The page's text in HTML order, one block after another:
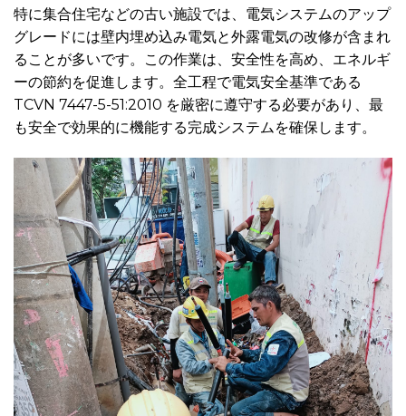
特に集合住宅などの古い施設では、電気システムのアップ
グレードには壁内埋め込み電気と外露電気の改修が含まれ
ることが多いです。この作業は、安全性を高め、エネルギ
ーの節約を促進します。全工程で電気安全基準である
TCVN 7447-5-51:2010 を厳密に遵守する必要があり、最
も安全で効果的に機能する完成システムを確保します。